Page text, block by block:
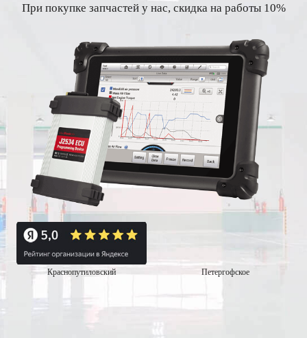
При покупке запчастей у нас, скидка на работы 10%
Краснопутиловский Петергофское